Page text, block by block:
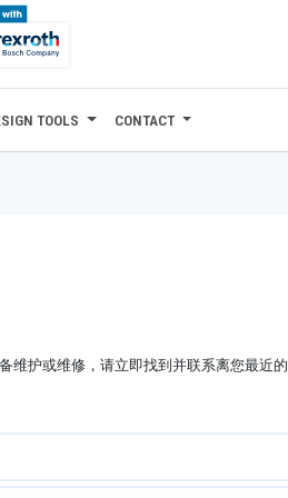
TOOLS CONTACT
维护或维修，请立即找到并联系离您最近的